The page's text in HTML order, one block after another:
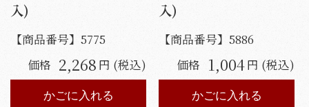
入)
【商品番号】 5775
価格 2,268 円 (税込)
かごに入れる
入)
【商品番号】5886
価格 1,004円 (税込)
かごに入れる